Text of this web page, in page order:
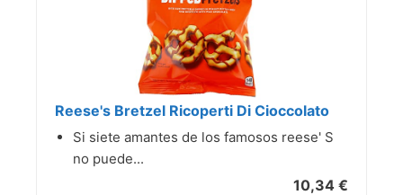
Reese's Bretzel Ricoperti Di Cioccolato
Si siete amantes de los famosos reese' S
no puede...
10,34 €